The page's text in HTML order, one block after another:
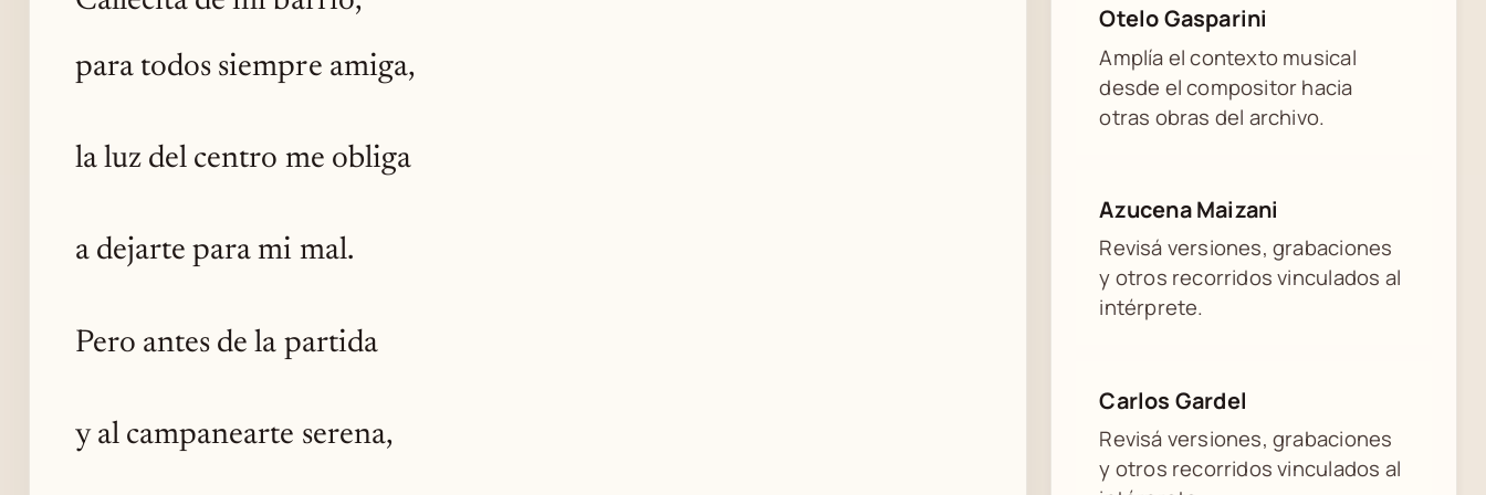
para todos siempre amiga,
la luz del centro me obliga
a dejarte para mi mal.
Pero antes de la partida
y al campanearte serena,
Otelo Gasparini
Amplía el contexto musical
desde el compositor hacia
otras obras del archivo.
Azucena Maizani
Revisá versiones, grabaciones
y otros recorridos vinculados al
intérprete.
Carlos Gardel
Revisá versiones, grabaciones
y otros recorridos vinculados al